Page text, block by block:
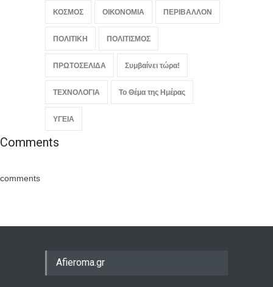
ΚΟΣΜΟΣ ΟΙΚΟΝΟΜΙΑ ΠΕΡΙΒΑΛΛΟΝ
ΠΟΛΙΤΙΚΗ ΠΟΛΙΤΙΣΜΟΣ
ΠΡΩΤΟΣΕΛΙΔΑ Συμβαίνει τώρα!
ΤΕΧΝΟΛΟΓΙΑ Το Θέμα της Ημέρας
ΥΓΕΙΑ
Comments
comments
Afieroma.gr